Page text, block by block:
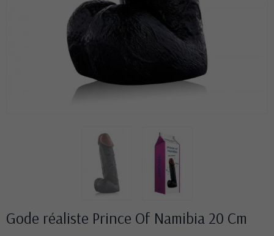
Gode réaliste Prince Of Namibia 20 Cm